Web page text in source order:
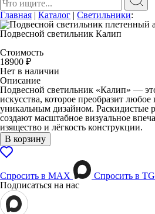
Главная | Каталог | Светильники:
Подвесной светильник Калип
Стоимость
18900 ₽
Нет в наличии
Описание
Подвесной светильник «Калип» —
искусства, которое преобразит
уникальным дизайном. Раскидистые
создают масштабное визуальное
изящество и лёгкость конструкции.
В корзину
Спросить в МАХ
Спросить в TG
Подписаться на нас